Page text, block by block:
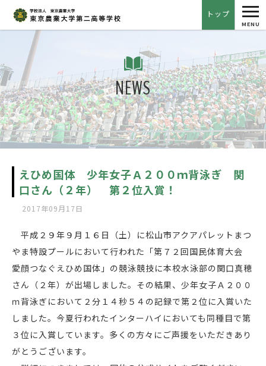
トップ
MENU
NEWS
えひめ国体 少年女子Ａ２００ｍ背泳ぎ 関
口さん（２年） 第２位入賞！
2017年09月17日
平成２９年９月１６日（土）に松山市アクアパレットまつ
やま特設プールにおいて行われた「第７２回国民体育大会
愛顔つなぐえひめ国体」の競泳競技に本校水泳部の関口真穂
さん（２年）が出場しました。その結果、少年女子Ａ２００
ｍ背泳ぎにおいて２分１４秒５４の記録で第２位に入賞いた
しました。今夏行われたインターハイにおいても同種目で第
３位に入賞しています。多くの方々にご声援をいただきあり
がとうございます。